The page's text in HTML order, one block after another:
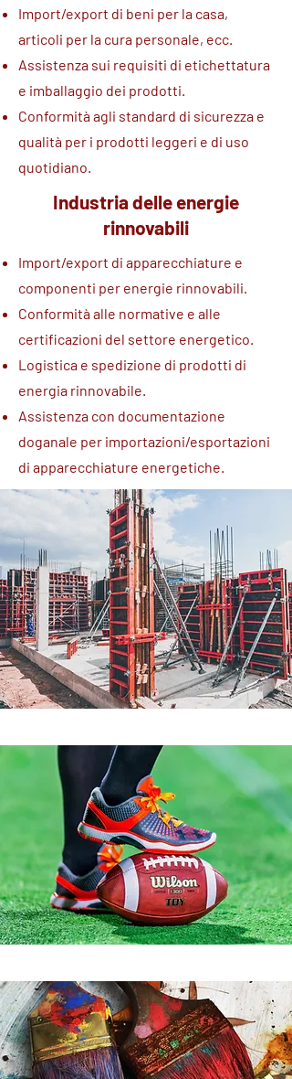
Import/export di beni per la casa,
articoli per la cura personale, ecc.
Assistenza sui requisiti di etichettatura
e imballaggio dei prodotti.
Conformità agli standard di sicurezza e
qualità per i prodotti leggeri e di uso
quotidiano.
Industria delle energie
rinnovabili
Import/export di apparecchiature e
componenti per energie rinnovabili.
Conformità alle normative e alle
certificazioni del settore energetico.
Logistica e spedizione di prodotti di
energia rinnovabile.
Assistenza con documentazione
doganale per importazioni/esportazioni
di apparecchiature energetiche.